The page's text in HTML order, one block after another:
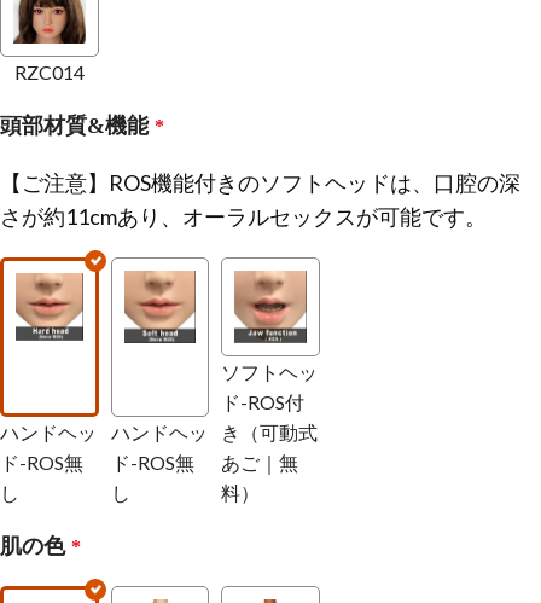
RZC014
頭部材質&機能 *
【ご注意】ROS機能付きのソフトヘッドは、口腔の深
さが約11cmあり、オーラルセックスが可能です。
ハンドヘッ
ド-ROS無
し
ハンドヘッ
ド-ROS無
し
ソフトヘッ
ド-ROS付
き（可動式
あご｜無
料）
肌の色 *